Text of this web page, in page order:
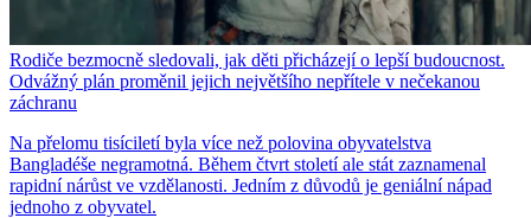
Rodiče bezmocně sledovali, jak děti přicházejí o lepší budoucnost.
Odvážný plán proměnil jejich největšího nepřítele v nečekanou
záchranu
Na přelomu tisíciletí byla více než polovina obyvatelstva
Bangladéše negramotná. Během čtvrt století ale stát zaznamenal
rapidní nárůst ve vzdělanosti. Jedním z důvodů je geniální nápad
jednoho z obyvatel.